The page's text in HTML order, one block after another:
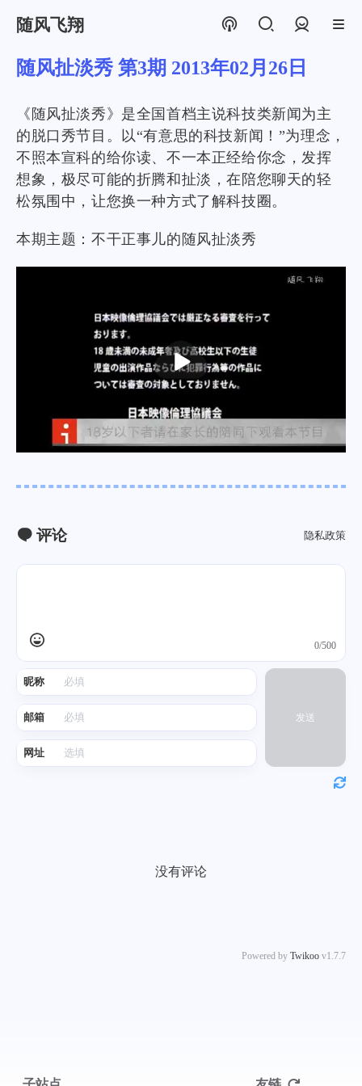
随风飞翔
随风扯淡秀 第3期 2013年02月26日
《随风扯淡秀》是全国首档主说科技类新闻为主
的脱口秀节目。以“有意思的科技新闻！”为理念，
不照本宣科的给你读、不一本正经给你念，发挥
想象，极尽可能的折腾和扯淡，在陪您聊天的轻
松氛围中，让您换一种方式了解科技圈。
本期主题：不干正事儿的随风扯淡秀
播
放
评论 隐私政策
昵称
邮箱
网址
0/500
发送
没有评论
Powered by Twikoo v1.7.7